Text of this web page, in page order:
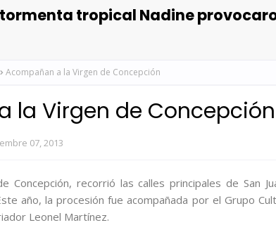
tropical Nadine
Acompañan a la Virgen de Concepción
la Virgen de Concepción
07, 2013
Concepción, recorrió las calles principales de San
año, la procesión fue acompañada por el Grupo
Leonel Martínez.